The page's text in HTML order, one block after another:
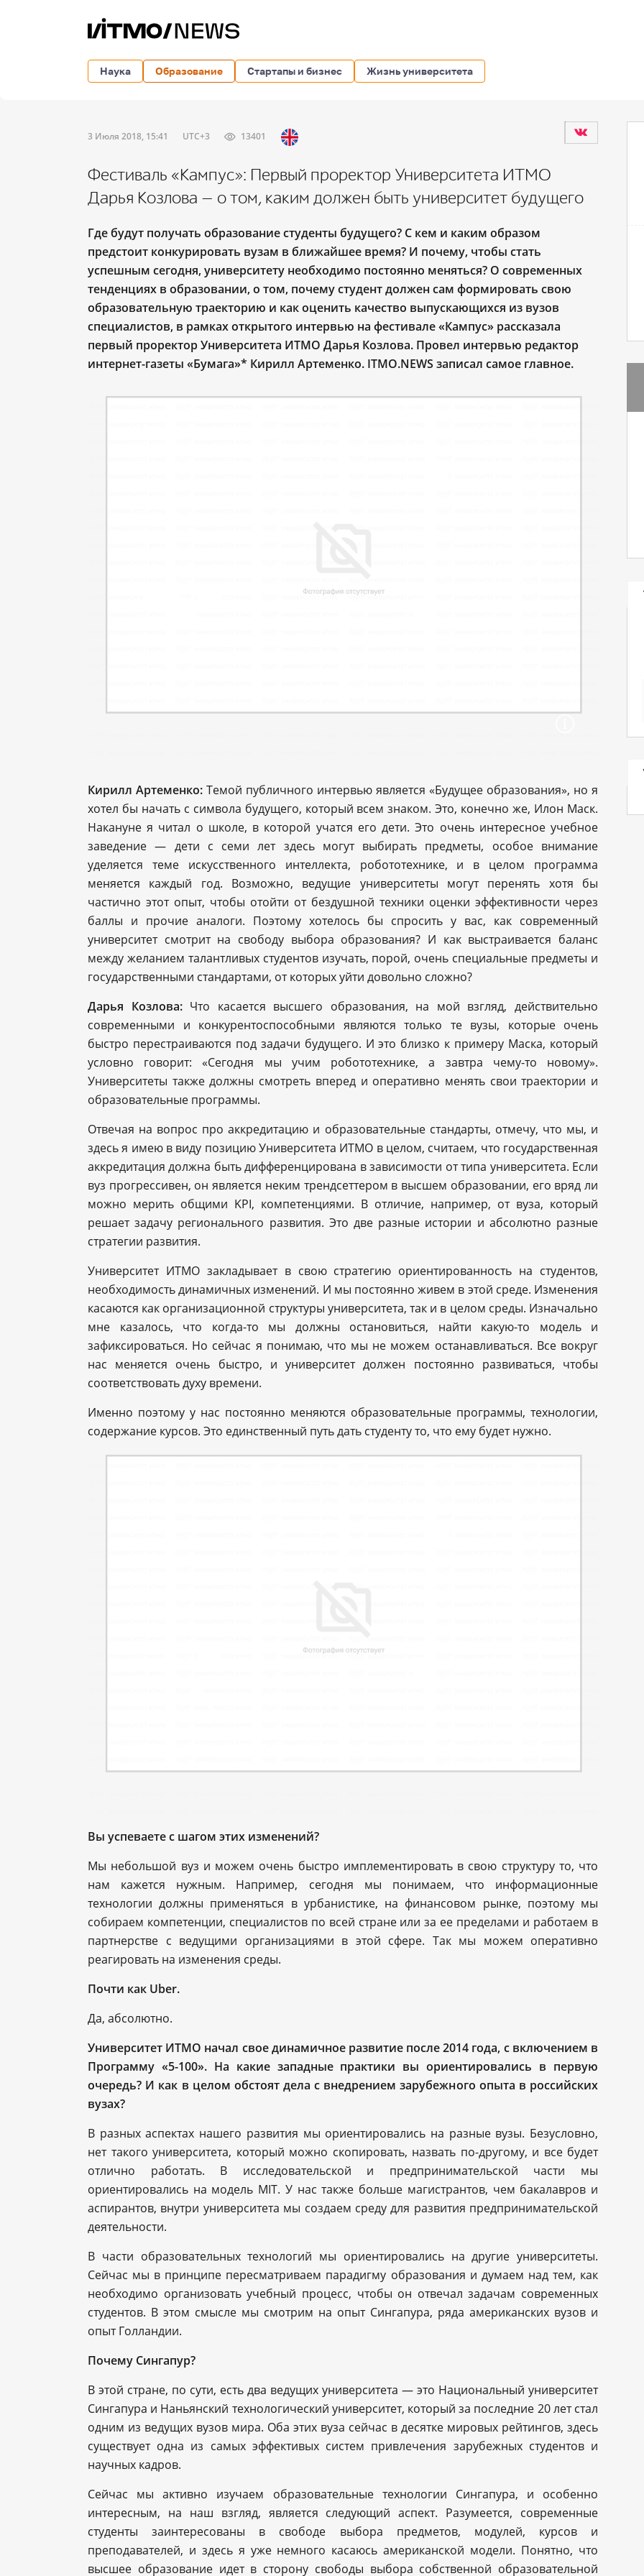
Наука Образование Стартапы и бизнес Жизнь университета
3 Июля 2018, 15:41 UTC+3 13401
Фестиваль «Кампус»: Первый проректор Университета ИТМО
Дарья Козлова — о том, каким должен быть университет будущего
Где будут получать образование студенты будущего? С кем и каким образом
предстоит конкурировать вузам в ближайшее время? И почему, чтобы стать
успешным сегодня, университету необходимо постоянно меняться? О современных
тенденциях в образовании, о том, почему студент должен сам формировать свою
образовательную траекторию и как оценить качество выпускающихся из вузов
специалистов, в рамках открытого интервью на фестивале «Кампус» рассказала
первый проректор Университета ИТМО Дарья Козлова. Провел интервью редактор
интернет-газеты «Бумага»* Кирилл Артеменко. ITMO.NEWS записал самое главное.
Кирилл Артеменко: Темой публичного интервью является «Будущее образования», но я
хотел бы начать с символа будущего, который всем знаком. Это, конечно же, Илон Маск.
Накануне я читал о школе, в которой учатся его дети. Это очень интересное учебное
заведение — дети с семи лет здесь могут выбирать предметы, особое внимание
уделяется теме искусственного интеллекта, робототехнике, и в целом программа
меняется каждый год. Возможно, ведущие университеты могут перенять хотя бы
частично этот опыт, чтобы отойти от бездушной техники оценки эффективности через
баллы и прочие аналоги. Поэтому хотелось бы спросить у вас, как современный
университет смотрит на свободу выбора образования? И как выстраивается баланс
между желанием талантливых студентов изучать, порой, очень специальные предметы и
государственными стандартами, от которых уйти довольно сложно?
Дарья Козлова:Что касается высшего образования, на мой взгляд, действительно
современными и конкурентоспособными являются только те вузы, которые очень
быстро перестраиваются под задачи будущего. И это близко к примеру Маска, который
условно говорит: «Сегодня мы учим робототехнике, а завтра чему-то новому».
Университеты также должны смотреть вперед и оперативно менять свои траектории и
образовательные программы.
Отвечая на вопрос про аккредитацию и образовательные стандарты, отмечу, что мы, и
здесь я имею в виду позицию Университета ИТМО в целом, считаем, что государственная
аккредитация должна быть дифференцирована в зависимости от типа университета. Если
вуз прогрессивен, он является неким трендсеттером в высшем образовании, его вряд ли
можно мерить общими KPI, компетенциями. В отличие, например, от вуза, который
решает задачу регионального развития. Это две разные истории и абсолютно разные
стратегии развития.
Университет ИТМО закладывает в свою стратегию ориентированность на студентов,
необходимость динамичных изменений. И мы постоянно живем в этой среде. Изменения
касаются как организационной структуры университета, так и в целом среды. Изначально
мне казалось, что когда-то мы должны остановиться, найти какую-то модель и
зафиксироваться. Но сейчас я понимаю, что мы не можем останавливаться. Все вокруг
нас меняется очень быстро, и университет должен постоянно развиваться, чтобы
соответствовать духу времени.
Именно поэтому у нас постоянно меняются образовательные программы, технологии,
содержание курсов. Это единственный путь дать студенту то, что ему будет нужно.
Вы успеваете с шагом этих изменений?
Мы небольшой вуз и можем очень быстро имплементировать в свою структуру то, что
нам кажется нужным. Например, сегодня мы понимаем, что информационные
технологии должны применяться в урбанистике, на финансовом рынке, поэтому мы
собираем компетенции, специалистов по всей стране или за ее пределами и работаем в
партнерстве с ведущими организациями в этой сфере. Так мы можем оперативно
реагировать на изменения среды.
Почти как Uber.
Да, абсолютно.
Университет ИТМО начал свое динамичное развитие после 2014 года, с включением в
Программу «5-100». На какие западные практики вы ориентировались в первую
очередь? И как в целом обстоят дела с внедрением зарубежного опыта в российских
вузах?
В разных аспектах нашего развития мы ориентировались на разные вузы. Безусловно,
нет такого университета, который можно скопировать, назвать по-другому, и все будет
отлично работать. В исследовательской и предпринимательской части мы
ориентировались на модель MIT. У нас также больше магистрантов, чем бакалавров и
аспирантов, внутри университета мы создаем среду для развития предпринимательской
деятельности.
В части образовательных технологий мы ориентировались на другие университеты.
Сейчас мы в принципе пересматриваем парадигму образования и думаем над тем, как
необходимо организовать учебный процесс, чтобы он отвечал задачам современных
студентов. В этом смысле мы смотрим на опыт Сингапура, ряда американских вузов и
опыт Голландии.
Почему Сингапур?
В этой стране, по сути, есть два ведущих университета — это Национальный университет
Сингапура и Наньянский технологический университет, который за последние 20 лет стал
одним из ведущих вузов мира. Оба этих вуза сейчас в десятке мировых рейтингов, здесь
существует одна из самых эффективых систем привлечения зарубежных студентов и
научных кадров.
Сейчас мы активно изучаем образовательные технологии Сингапура, и особенно
интересным, на наш взгляд, является следующий аспект. Разумеется, современные
студенты заинтересованы в свободе выбора предметов, модулей, курсов и
преподавателей, и здесь я уже немного касаюсь американской модели. Понятно, что
высшее образование идет в сторону свободы выбора собственной образовательной